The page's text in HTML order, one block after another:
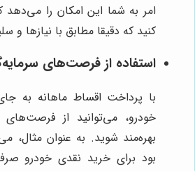
امر به شما این امکان را می‌دهد
کنید که دقیقا مطابق با نیازها و
استفاده از فرصت‌های
با پرداخت اقساط ماهانه به
خودرو، می‌توانید از فرصت‌های
بهره‌مند شوید. به عنوان مثال،
بود برای خرید نقدی خودرو